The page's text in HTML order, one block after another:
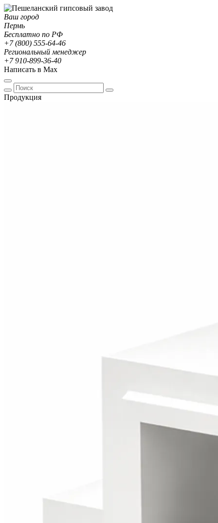
Ваш город
Пермь
Бесплатно по РФ
+7 (800) 555-64-46
Региональный менеджер
+7 910-899-36-40
Написать в Max
Продукция